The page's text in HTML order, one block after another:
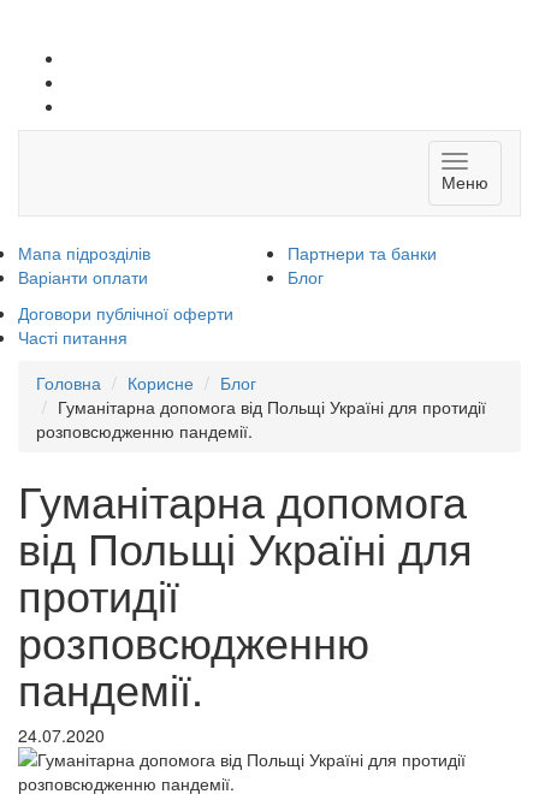
Toggle
Меню
Мапа підрозділів
Варіанти оплати
Партнери та банки
Блог
Договори публічної оферти
Часті питання
Головна
Корисне
Блог
Гуманітарна допомога від Польщі Україні для протидії
розповсюдженню пандемії.
Гуманітарна допомога
від Польщі Україні для
протидії
розповсюдженню
пандемії.
24.07.2020